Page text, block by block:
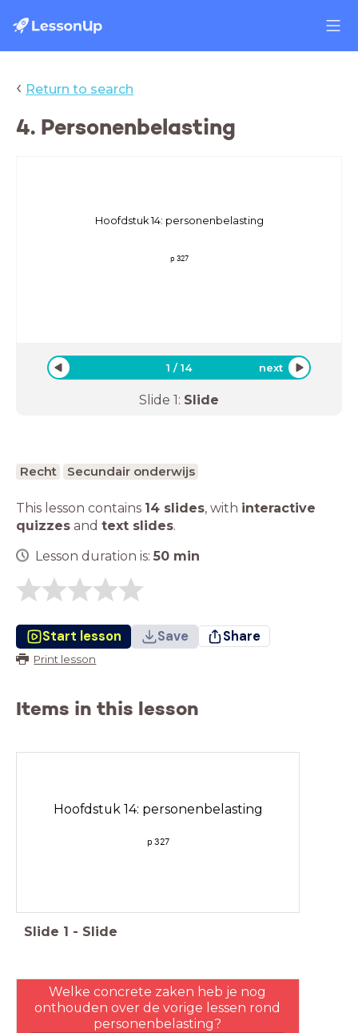
‹ Return to search
4. Personenbelasting
Hoofdstuk 14: personenbelasting
p 327
1 /14 next
Slide 1: Slide
Recht Secundair onderwijs
This lesson contains 14 slides, with interactive
quizzes and text slides.
Lesson duration is: 50 min
Start lesson Save Share
Print lesson
Items in this lesson
Hoofdstuk 14: personenbelasting
p 327
Slide 1 - Slide
Welke concrete zaken heb je nog
onthouden over de vorige lessen rond
personenbelasting?